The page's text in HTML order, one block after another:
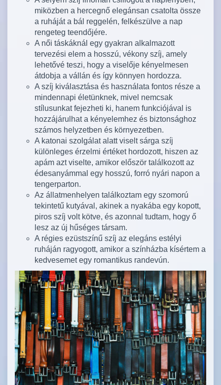
miközben a hercegnő elegánsan csatolta össze
a ruháját a bál reggelén, felkészülve a nap
rengeteg teendőjére.
A női táskáknál egy gyakran alkalmazott
tervezési elem a hosszú, vékony szíj, amely
lehetővé teszi, hogy a viselője kényelmesen
átdobja a vállán és így könnyen hordozza.
A szíj kiválasztása és használata fontos része a
mindennapi életünknek, mivel nemcsak
stílusunkat fejezheti ki, hanem funkciójával is
hozzájárulhat a kényelemhez és biztonsághoz
számos helyzetben és környezetben.
A katonai szolgálat alatt viselt sárga szíj
különleges érzelmi értéket hordozott, hiszen az
apám azt viselte, amikor először találkozott az
édesanyámmal egy hosszú, forró nyári napon a
tengerparton.
Az állatmenhelyen találkoztam egy szomorú
tekintetű kutyával, akinek a nyakába egy kopott,
piros szíj volt kötve, és azonnal tudtam, hogy ő
lesz az új hűséges társam.
A régies ezüstszínű szíj az elegáns estélyi
ruháján ragyogott, amikor a színházba kísértem a
kedvesemet egy romantikus randevún.